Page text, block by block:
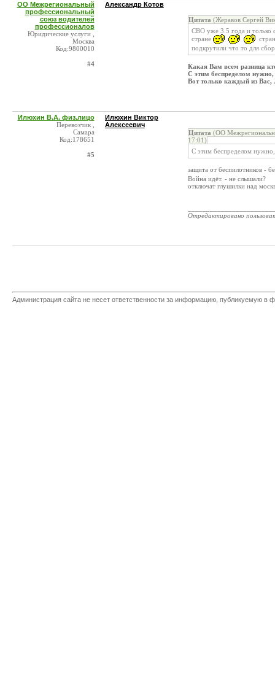
ОО Межрегиональный
профессиональный
союз водителей
профессионалов
Юридические услуги ,
Москва
Код:9800010
#4
Александр Котов
Цитата (Жеравов Сергей
СВО уже 3.5 года и только
стране
подкрутили что то для
Какая Вам всем разница
С этим беспределом
Вот только каждый из
Илюхин В.А. физ.лицо
Перевозчик ,
Самара
Код:178651
#5
Илюхин Виктор
Алексеевич
Цитата (ОО
17:01)
С этим беспределом
защита от беспилотников -
Война идёт. - не слышали?
отключат глушилки над
Отредактировано
Администрация сайта не несет ответственности за информацию, публикуемую